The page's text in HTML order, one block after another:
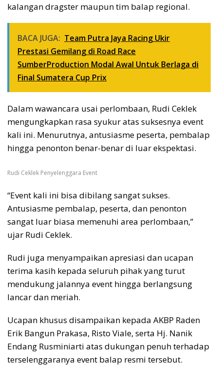
kalangan dragster maupun tim balap regional.
BACA JUGA: Team Putra Jaya Racing Ukir
Prestasi Gemilang di Road Race
SumberProduction Modal Awal Untuk Berlaga di
Final Sumatera Cup Prix
Dalam wawancara usai perlombaan, Rudi Ceklek
mengungkapkan rasa syukur atas suksesnya event
kali ini. Menurutnya, antusiasme peserta, pembalap
hingga penonton benar-benar di luar ekspektasi.
Rudi Ceklek Penyelenggara Event
“Event kali ini bisa dibilang sangat sukses.
Antusiasme pembalap, peserta, dan penonton
sangat luar biasa memenuhi area perlombaan,”
ujar Rudi Ceklek.
Rudi juga menyampaikan apresiasi dan ucapan
terima kasih kepada seluruh pihak yang turut
mendukung jalannya event hingga berlangsung
lancar dan meriah.
Ucapan khusus disampaikan kepada AKBP Raden
Erik Bangun Prakasa, Risto Viale, serta Hj. Nanik
Endang Rusminiarti atas dukungan penuh terhadap
terselenggaranya event balap resmi tersebut.